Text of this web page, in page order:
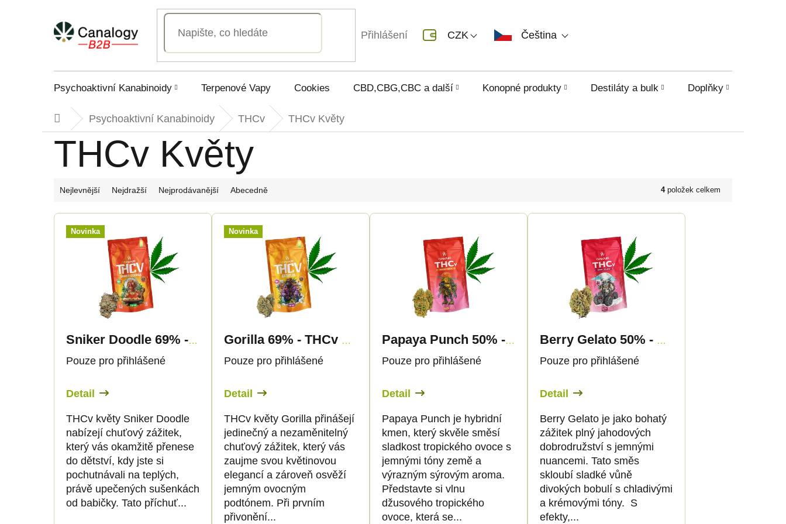
CZK Čeština
Přihlášení
Psychoaktivní Kanabinoidy Terpenové Vapy Cookies CBD,CBG,CBC a další Konopné produkty Destiláty a bulk Doplňky
DomůPsychoaktivní Kanabinoidy THCv THCv Květy
THCv Květy
Ř
a
z
p
o
d
u
k
Nejlevnější Nejdražší Nejprodávanější Abecedně 4položek celkem
V
s
p
o
d
u
k
Novinka
Sniker Doodle 69% - THCv Květy - Canapuff
Pouze pro přihlášené
Detail
THCv květy Sniker Doodle
nabízejí chuťový zážitek,
který vás okamžitě přenese
do dětství, kdy jste si
pochutnávali na teplých,
právě upečených sušenkách
od babičky. Tato příchuť...
Novinka
Gorilla 69% - THCv Květy - Canapuff
Pouze pro přihlášené
Detail
THCv květy Gorilla přinášejí
jedinečný a nezaměnitelný
chuťový zážitek, který vás
zaujme svou květinovou
elegancí a zároveň osvěží
jemným ovocným
podtónem. Při prvním
přivonění...
Papaya Punch 50% - THCv Květy - Canapuff
Pouze pro přihlášené
Detail
Papaya Punch je hybridní
kmen, který skvěle směsí
sladkost tropického ovoce s
jemnými tóny země a
výrazným sýrovým aroma.
Představte si vlnu
džusového tropického
ovoce, která se...
Berry Gelato 50% - THCv Květy - Canapuff
Pouze pro přihlášené
Detail
Berry Gelato je jako bohatý
zážitek plný jahodových
dobrodružství s jemnými
nuancemi. Tato směs
skloubí sladké vůně
divokých bobulí s chladivými
a krémovými tóny. S
efekty,...